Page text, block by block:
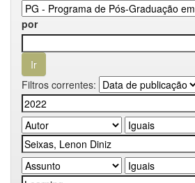
por
Filtros correntes: